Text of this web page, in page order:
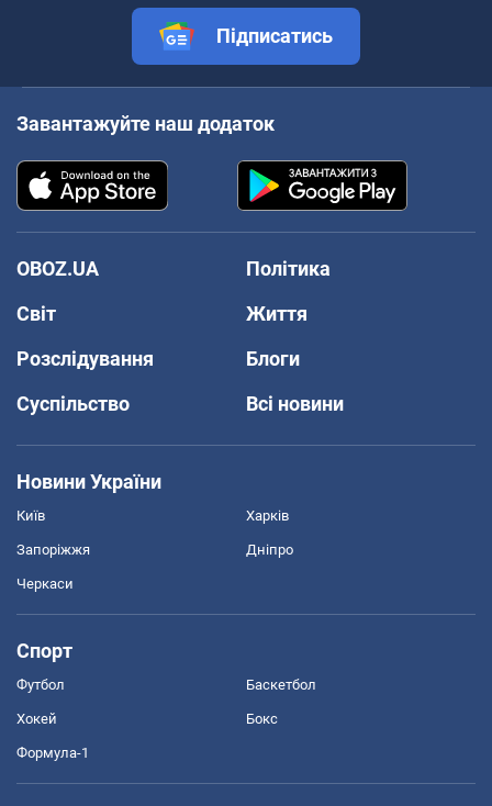
Підписатись
Завантажуйте наш додаток
OBOZ.UA
Політика
Світ
Життя
Розслідування
Блоги
Суспільство
Всі новини
Новини України
Київ Харків
Запоріжжя Дніпро
Черкаси
Спорт
Футбол Баскетбол
Хокей Бокс
Формула-1